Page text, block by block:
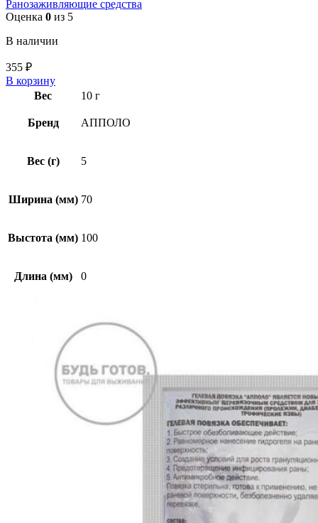
Ранозаживляющие средства
Оценка 0 из 5
В наличии
355 ₽
В корзину
Вес
10 г
Бренд АППОЛО
Вес (г) 5
Ширина (мм) 70
Выстота (мм) 100
Длина (мм) 0